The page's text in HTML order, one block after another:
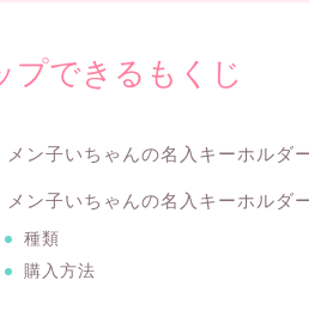
プできるもくじ
メン子いちゃんの名入キーホルダ
メン子いちゃんの名入キーホルダ
種類
購入方法